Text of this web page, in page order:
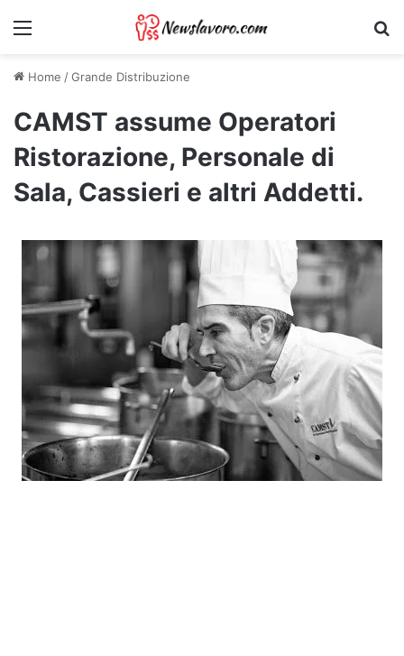
Menu
Home /Grande Distribuzione
CAMST assume Operatori
Ristorazione, Personale di
Sala, Cassieri e altri Addetti.